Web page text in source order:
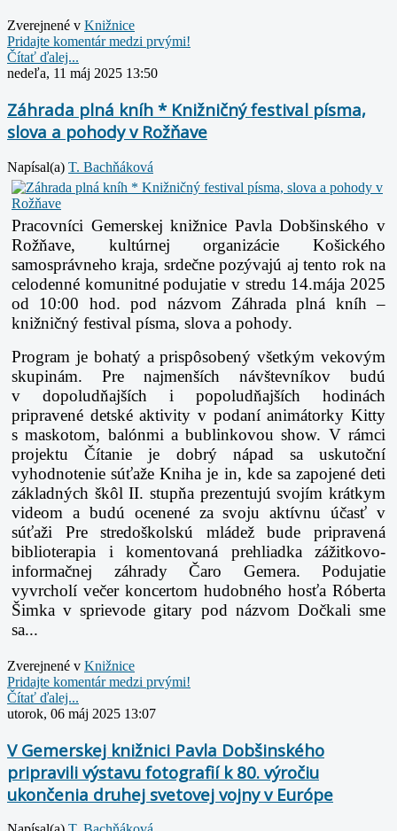
Zverejnené v Knižnice
Pridajte komentár medzi prvými!
Čítať ďalej...
nedeľa, 11 máj 2025 13:50
Záhrada plná kníh * Knižničný festival písma,
slova a pohody v Rožňave
Napísal(a) T. Bachňáková
Pracovníci Gemerskej knižnice Pavla Dobšinského v
Rožňave, kultúrnej organizácie Košického
samosprávneho kraja, srdečne pozývajú aj tento rok na
celodenné komunitné podujatie v stredu 14.mája 2025
od 10:00 hod. pod názvom Záhrada plná kníh –
knižničný festival písma, slova a pohody.
Program je bohatý a prispôsobený všetkým vekovým
skupinám. Pre najmenších návštevníkov budú
v dopoludňajších i popoludňajších hodinách
pripravené detské aktivity v podaní animátorky Kitty
s maskotom, balónmi a bublinkovou show. V rámci
projektu Čítanie je dobrý nápad sa uskutoční
vyhodnotenie súťaže Kniha je in, kde sa zapojené deti
základných škôl II. stupňa prezentujú svojím krátkym
videom a budú ocenené za svoju aktívnu účasť v
súťaži Pre stredoškolskú mládež bude pripravená
biblioterapia i komentovaná prehliadka zážitkovo-
informačnej záhrady Čaro Gemera. Podujatie
vyvrcholí večer koncertom hudobného hosťa Róberta
Šimka v sprievode gitary pod názvom Dočkali sme
sa...
Zverejnené v Knižnice
Pridajte komentár medzi prvými!
Čítať ďalej...
utorok, 06 máj 2025 13:07
V Gemerskej knižnici Pavla Dobšinského
pripravili výstavu fotografií k 80. výročiu
ukončenia druhej svetovej vojny v Európe